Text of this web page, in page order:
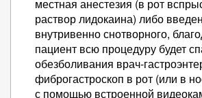
местная анестезия (в рот
раствор лидокаина) либо
внутривенно снотворного,
пациент всю процедуру будет
обезболивания врач-
фиброгастроскоп в рот (или в
с помощью встроенной